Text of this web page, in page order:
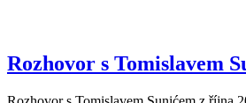
Rozhovor s Tomislavem